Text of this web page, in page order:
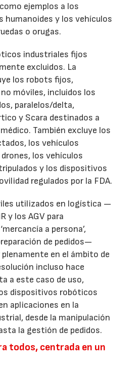
ejemplos a los
humanoides y los vehículos
o orugas.
industriales fijos
excluidos. La
los robots fijos,
móviles, incluidos los
paralelos/delta,
y Scara destinados a
También excluye los
los vehículos
los vehículos
y los dispositivos
regulados por la FDA.
utilizados en logística —
y los AGV para
a persona’,
de pedidos—
plenamente en el ámbito de
incluso hace
a este caso de uso,
dispositivos robóticos
aplicaciones en la
desde la manipulación
la gestión de pedidos.
todos, centrada en un